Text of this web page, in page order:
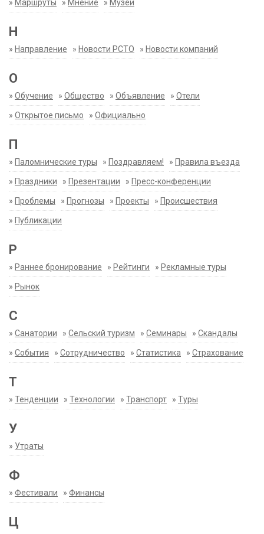
» Маршруты » Мнение » Музеи
Н
» Направление » Новости РСТО » Новости компаний
О
» Обучение » Общество » Объявление » Отели
» Открытое письмо » Официально
П
» Паломнические туры » Поздравляем! » Правила въезда
» Праздники » Презентации » Пресс-конференции
» Проблемы » Прогнозы » Проекты » Происшествия
» Публикации
Р
» Раннее бронирование » Рейтинги » Рекламные туры
» Рынок
С
» Санатории » Сельский туризм » Семинары » Скандалы
» События » Сотрудничество » Статистика » Страхование
Т
» Тенденции » Технологии » Транспорт » Туры
У
» Утраты
Ф
» Фестивали » Финансы
Ц